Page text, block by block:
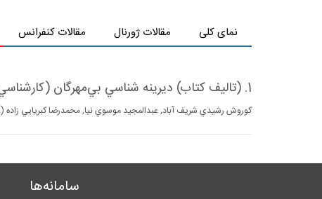
نمای کلی مقالات ژورنال مقالات کنفرانس
1. (تاليف كتاب) ديرينه شناسي بي‌مهرگان (كارشناسي ارشد زمين شناسي)
كوروش رشيدي شريف آباد, عبدالمجيد موسوي نيا, محمدرضا كبريايي زاده (1398)، دانشگاه پيام نور
سامانه‌ها